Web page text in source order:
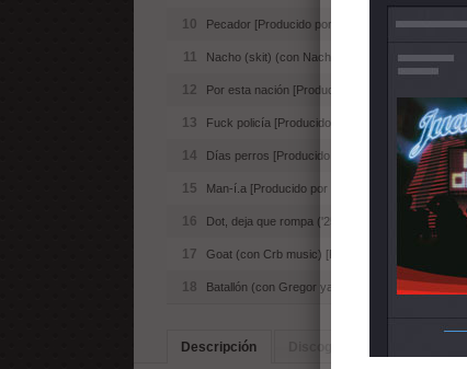
10 Pecador [Producido por Tisin]
11 Nacho (skit) (con Nachoin313) [Producido por
12 Por esta nación [Producido por Tisin]
13 Fuck policía [Producido por Tisin]
14 Días perros [Producido por Tisin]
15 Man-í.a [Producido por Tisin]
16 Dot, deja que rompa ('25 bonnie & clyde)
17 Goat (con Crb music) [Producido por Tisin]
18 Batallón (con Gregor yarej, Me-k y
Descripción